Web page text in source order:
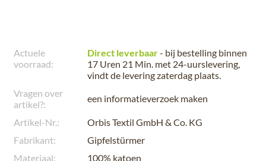
Actuele
voorraad:
Direct leverbaar- bij bestelling binnen
17 Uren 21 Min. met 24-uurslevering,
vindt de leveringzaterdag plaats.
Vragen over
artikel?:
een informatieverzoek maken
Artikel-Nr.:
Orbis Textil GmbH & Co. KG
Fabrikant:
Gipfelstürmer
Materiaal:
100% katoen